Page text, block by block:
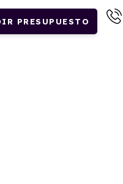
PRESUPUESTO